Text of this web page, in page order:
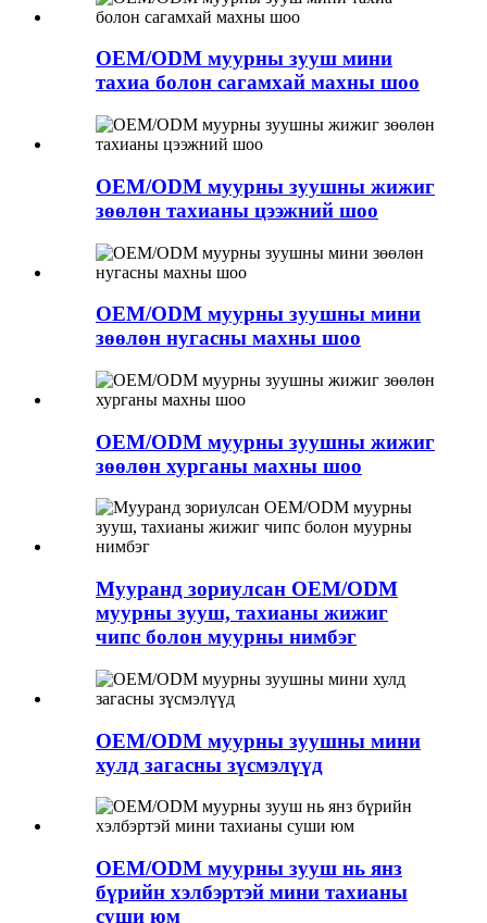
OEM/ODM муурны зууш мини
тахиа болон сагамхай махны шоо
OEM/ODM муурны зуушны жижиг
зөөлөн тахианы цээжний шоо
OEM/ODM муурны зуушны мини
зөөлөн нугасны махны шоо
OEM/ODM муурны зуушны жижиг
зөөлөн хурганы махны шоо
Мууранд зориулсан OEM/ODM
муурны зууш, тахианы жижиг
чипс болон муурны нимбэг
OEM/ODM муурны зуушны мини
хулд загасны зүсмэлүүд
OEM/ODM муурны зууш нь янз
бүрийн хэлбэртэй мини тахианы
суши юм